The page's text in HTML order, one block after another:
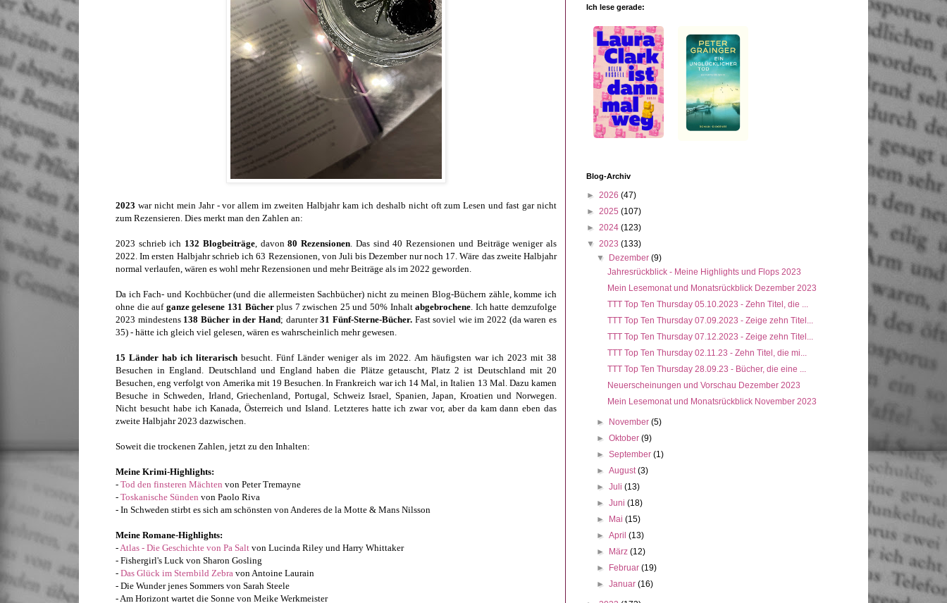
2023 war nicht mein Jahr - vor allem im zweiten Halbjahr kam ich deshalb nicht oft zum Lesen und fast gar nicht
zum Rezensieren. Dies merkt man den Zahlen an:
2023 schrieb ich 132 Blogbeiträge, davon80 Rezensionen. Das sind 40 Rezensionen und Beiträge weniger als
2022. Im ersten Halbjahr schrieb ich 63 Rezensionen, von Juli bis Dezember nur noch 17. Wäre das zweite Halbjahr
normal verlaufen, wären es wohl mehr Rezensionen und mehr Beiträge als im 2022 geworden.
Da ich Fach- und Kochbücher (und die allermeisten Sachbücher) nicht zu meinen Blog-Büchern zähle, komme ich
ohne die auf ganze gelesene 131 Bücherplus 7 zwischen 25 und 50% Inhaltabgebrochene. Ich hatte demzufolge
2023 mindestens 138 Bücher in der Hand; darunter31 Fünf-Sterne-Bücher. Fast soviel wie im 2022 (da waren es
35) - hätte ich gleich viel gelesen, wären es wahrscheinlich mehr gewesen.
15 Länder hab ich literarisch besucht. Fünf Länder weniger als im 2022. Am häufigsten war ich 2023 mit 38
Besuchen in England. Deutschland und England haben die Plätze getauscht, Platz 2 ist Deutschland mit 20
Besuchen, eng verfolgt von Amerika mit 19 Besuchen. In Frankreich war ich 14 Mal, in Italien 13 Mal. Dazu kamen
Besuche in Schweden, Irland, Griechenland, Portugal, Schweiz Israel, Spanien, Japan, Kroatien und Norwegen.
Nicht besucht habe ich Kanada, Österreich und Island. Letzteres hatte ich zwar vor, aber da kam dann eben das
zweite Halbjahr 2023 dazwischen.
Soweit die trockenen Zahlen, jetzt zu den Inhalten:
Meine Krimi-Highlights:
- Tod den finsteren Mächten von Peter Tremayne
- Toskanische Sünden von Paolo Riva
- In Schweden stirbt es sich am schönsten von Anderes de la Motte & Mans Nilsson
Meine Romane-Highlights:
-Atlas - Die Geschichte von Pa Salt von Lucinda Riley und Harry Whittaker
- Fishergirl's Luck von Sharon Gosling
- Das Glück im Sternbild Zebra von Antoine Laurain
- Die Wunder jenes Sommers von Sarah Steele
- Am Horizont wartet die Sonne von Meike Werkmeister
Ich lese gerade:
Blog-Archiv
► 2026 (47)
► 2025 (107)
► 2024 (123)
▼ 2023 (133)
▼
Dezember(9)
Jahresrückblick - Meine Highlights und Flops 2023
Mein Lesemonat und Monatsrückblick Dezember 2023
TTT Top Ten Thursday 05.10.2023 - Zehn Titel, die ...
TTT Top Ten Thursday 07.09.2023 - Zeige zehn Titel...
TTT Top Ten Thursday 07.12.2023 - Zeige zehn Titel...
TTT Top Ten Thursday 02.11.23 - Zehn Titel, die mi...
TTT Top Ten Thursday 28.09.23 - Bücher, die eine ...
Neuerscheinungen und Vorschau Dezember 2023
Mein Lesemonat und Monatsrückblick November 2023
► November(5)
►Oktober(9)
►September(1)
►August(3)
►Juli(13)
►Juni(18)
►
Mai(15)
►April(13)
►
März(12)
►
Februar(19)
►Januar(16)